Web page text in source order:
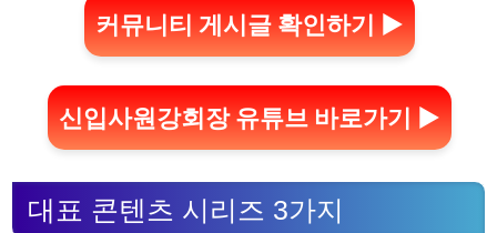
커뮤니티 게시글 확인하기 ▶
신입사원강회장 유튜브 바로가기 ▶
대표 콘텐츠 시리즈 3가지